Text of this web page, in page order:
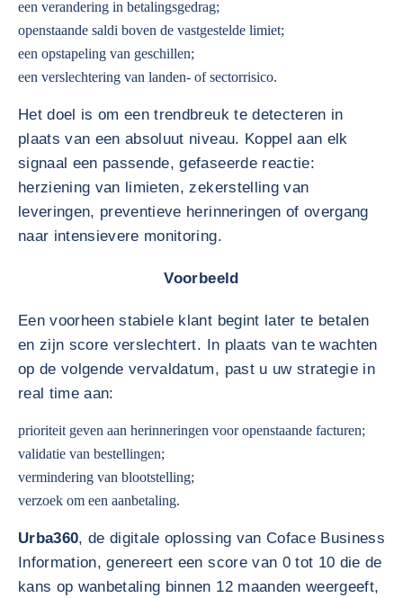
een verandering in betalingsgedrag;
openstaande saldi boven de vastgestelde limiet;
een opstapeling van geschillen;
een verslechtering van landen- of sectorrisico.
Het doel is om een trendbreuk te detecteren in
plaats van een absoluut niveau. Koppel aan elk
signaal een passende, gefaseerde reactie:
herziening van limieten, zekerstelling van
leveringen, preventieve herinneringen of overgang
naar intensievere monitoring.
Voorbeeld
Een voorheen stabiele klant begint later te betalen
en zijn score verslechtert. In plaats van te wachten
op de volgende vervaldatum, past u uw strategie in
real time aan:
prioriteit geven aan herinneringen voor openstaande facturen;
validatie van bestellingen;
vermindering van blootstelling;
verzoek om een aanbetaling.
Urba360, de digitale oplossing van Coface Business
Information, genereert een score van 0 tot 10 die de
kans op wanbetaling binnen 12 maanden weergeeft,